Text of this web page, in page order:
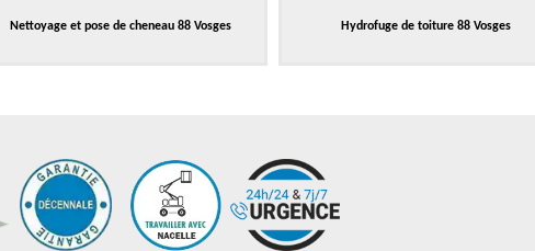
Nettoyage et pose de cheneau 88 Vosges Hydrofuge de toiture 88 Vosges